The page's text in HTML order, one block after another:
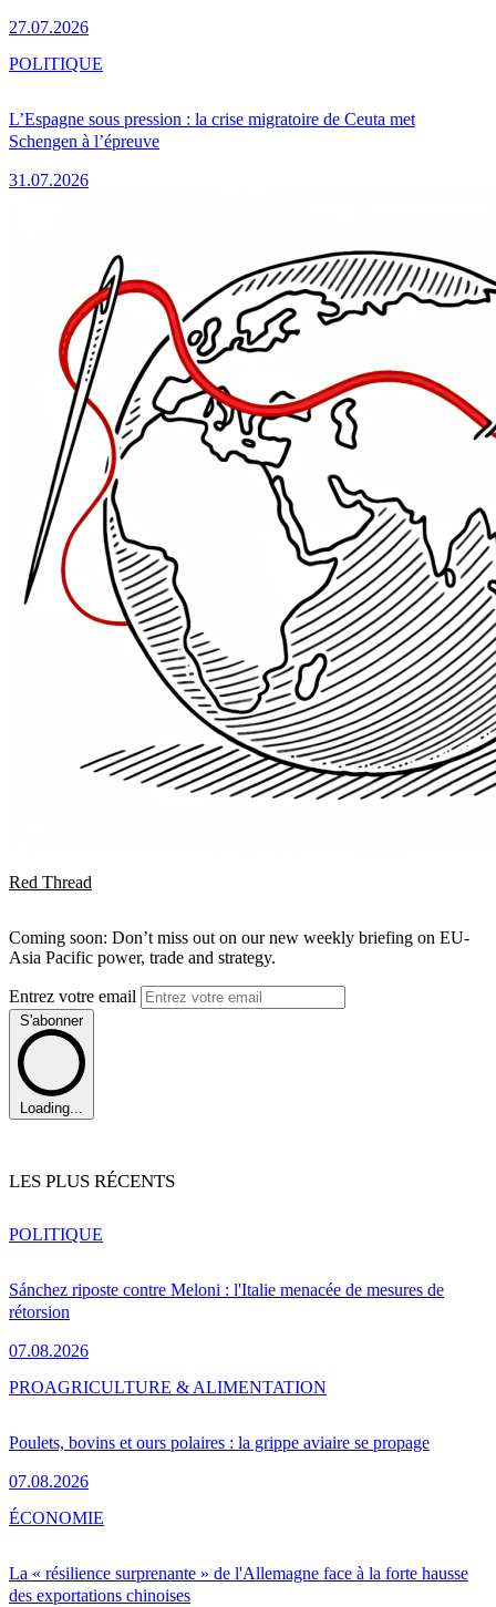
27.07.2026
L’Espagne sous pression : la crise migratoire de Ceuta met
Schengen à l’épreuve
31.07.2026
POLITIQUE
Red Thread
Coming soon: Don’t miss out on our new weekly briefing on EU-
Asia Pacific power, trade and strategy.
Entrez votre email
S'abonner
Loading...
LES PLUS RÉCENTS
Sánchez riposte contre Meloni : l'Italie menacée de mesures de
rétorsion
07.08.2026
POLITIQUE
Poulets, bovins et ours polaires : la grippe aviaire se propage
07.08.2026
PROAGRICULTURE & ALIMENTATION
La « résilience surprenante » de l'Allemagne face à la forte hausse
des exportations chinoises
ÉCONOMIE